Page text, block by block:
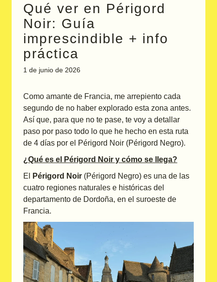
Qué ver en Périgord
Noir: Guía
imprescindible + info
práctica
1 de junio de 2026
Como amante de Francia, me arrepiento cada
segundo de no haber explorado esta zona antes.
Así que, para que no te pase, te voy a detallar
paso por paso todo lo que he hecho en esta ruta
de 4 días por el Périgord Noir (Périgord Negro).
¿Qué es el Périgord Noir y cómo se llega?
El
Périgord Noir (Périgord Negro) es una de las
cuatro regiones naturales e históricas del
departamento de Dordoña, en el suroeste de
Francia.